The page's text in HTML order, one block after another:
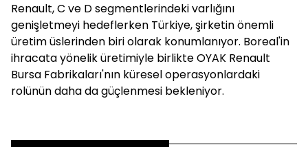
Renault, C ve D segmentlerindeki varlığını
genişletmeyi hedeflerken Türkiye, şirketin önemli
üretim üslerinden biri olarak konumlanıyor. Boreal'in
ihracata yönelik üretimiyle birlikte OYAK Renault
Bursa Fabrikaları'nın küresel operasyonlardaki
rolünün daha da güçlenmesi bekleniyor.